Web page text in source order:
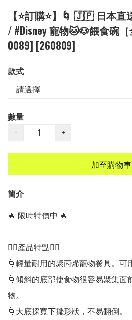
【⭐訂購⭐】🌀 🇯🇵 日本直
/ #Disney 寵物🐱🐶餵食碗［
0089] [260809]
款式
數量
−
+
加至購物車
簡介
🔥 限時特價中 🔥
👍🏻產品特點👍🏻
🌀輕量耐用的聚丙烯寵物餐具。可
🌀傾斜的底部使食物很容易聚集面
物。
🌀大底採寬下擺形狀，不易翻倒。